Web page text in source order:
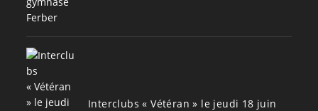
Interclubs « Vétéran » le jeudi 18 juin